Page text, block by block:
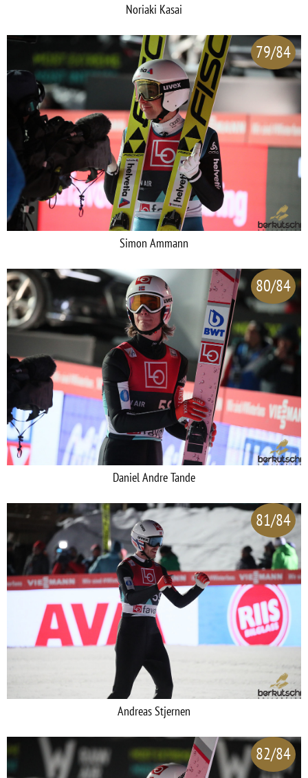
Noriaki Kasai
79/84
Simon Ammann
80/84
Daniel Andre Tande
81/84
Andreas Stjernen
82/84